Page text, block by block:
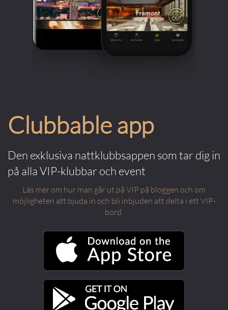
Clubbable app
Den exklusiva nattklubbsappen som tar dig in
på alla VIP-klubbar och event
Läs mer om hur man går ut på VIP på bloggen och om
möjligheten att bjuda in och bli inbjuden att delta i ett VIP-
bord.